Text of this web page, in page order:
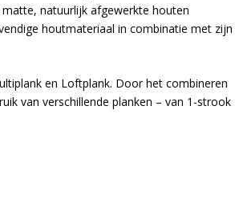
natuurlijk afgewerkte houten
houtmateriaal in combinatie met zijn
en Loftplank. Door het combineren
van verschillende planken – van 1-strook